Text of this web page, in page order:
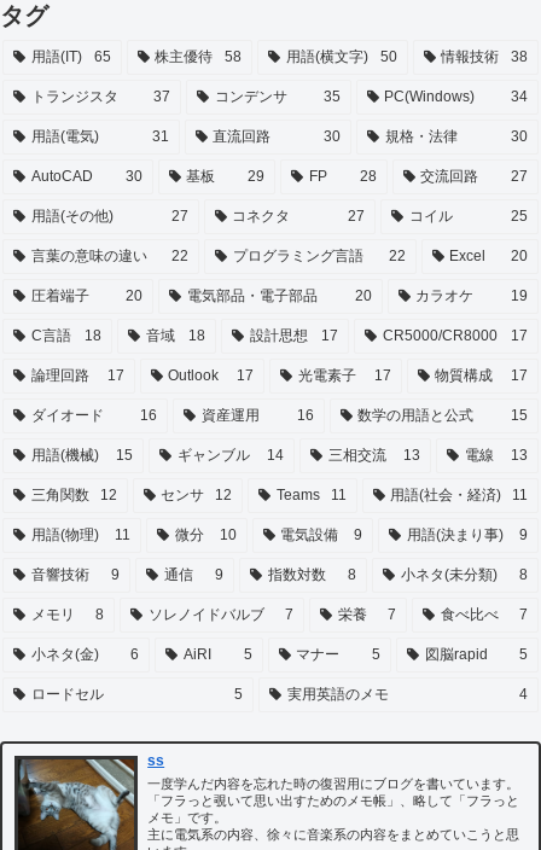
タグ
用語(IT) 65 株主優待 58 用語(横文字) 50 情報技術 38
トランジスタ 37 コンデンサ 35 PC(Windows) 34
用語(電気) 31 直流回路 30 規格・法律 30
AutoCAD 30 基板 29 FP 28 交流回路 27
用語(その他) 27 コネクタ 27 コイル 25
言葉の意味の違い 22 プログラミング言語 22 Excel 20
圧着端子 20 電気部品・電子部品 20 カラオケ 19
C言語 18 音域 18 設計思想 17 CR5000/CR8000 17
論理回路 17 Outlook 17 光電素子 17 物質構成 17
ダイオード 16 資産運用 16 数学の用語と公式 15
用語(機械) 15 ギャンブル 14 三相交流 13 電線 13
三角関数 12 センサ 12 Teams 11 用語(社会・経済) 11
用語(物理) 11 微分 10 電気設備 9 用語(決まり事) 9
音響技術 9 通信 9 指数対数 8 小ネタ(未分類) 8
メモリ 8 ソレノイドバルブ 7 栄養 7 食べ比べ 7
小ネタ(金) 6 AiRI 5 マナー 5 図脳rapid 5
ロードセル 5 実用英語のメモ 4
ss
一度学んだ内容を忘れた時の復習用にブログを書いています。
「フラっと覗いて思い出すためのメモ帳」、略して「フラっと
メモ」です。
主に電気系の内容、徐々に音楽系の内容をまとめていこうと思